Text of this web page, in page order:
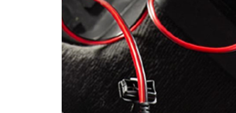
. SEGURANÇA DE CARGA
. SUPORTE BICICLETAS
. TAMPÕES JANTES